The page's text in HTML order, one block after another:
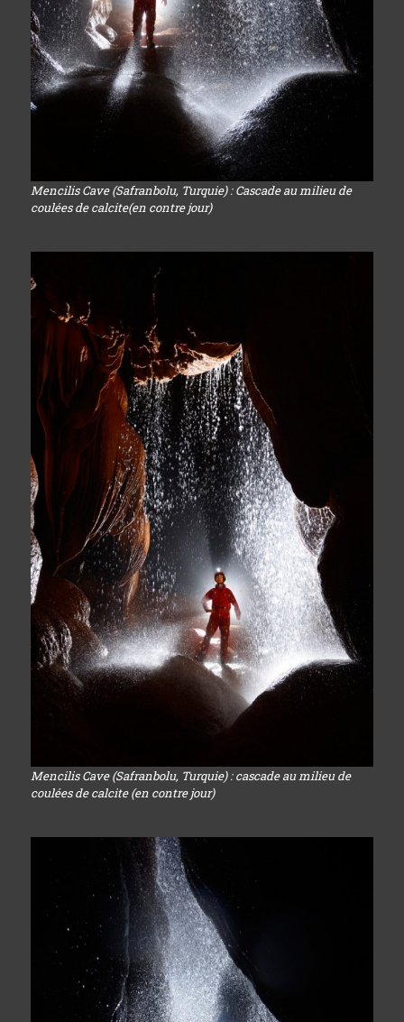
Mencilis Cave (Safranbolu, Turquie) : Cascade au milieu de
coulées de calcite(en contre jour)
Mencilis Cave (Safranbolu, Turquie) : cascade au milieu de
coulées de calcite (en contre jour)